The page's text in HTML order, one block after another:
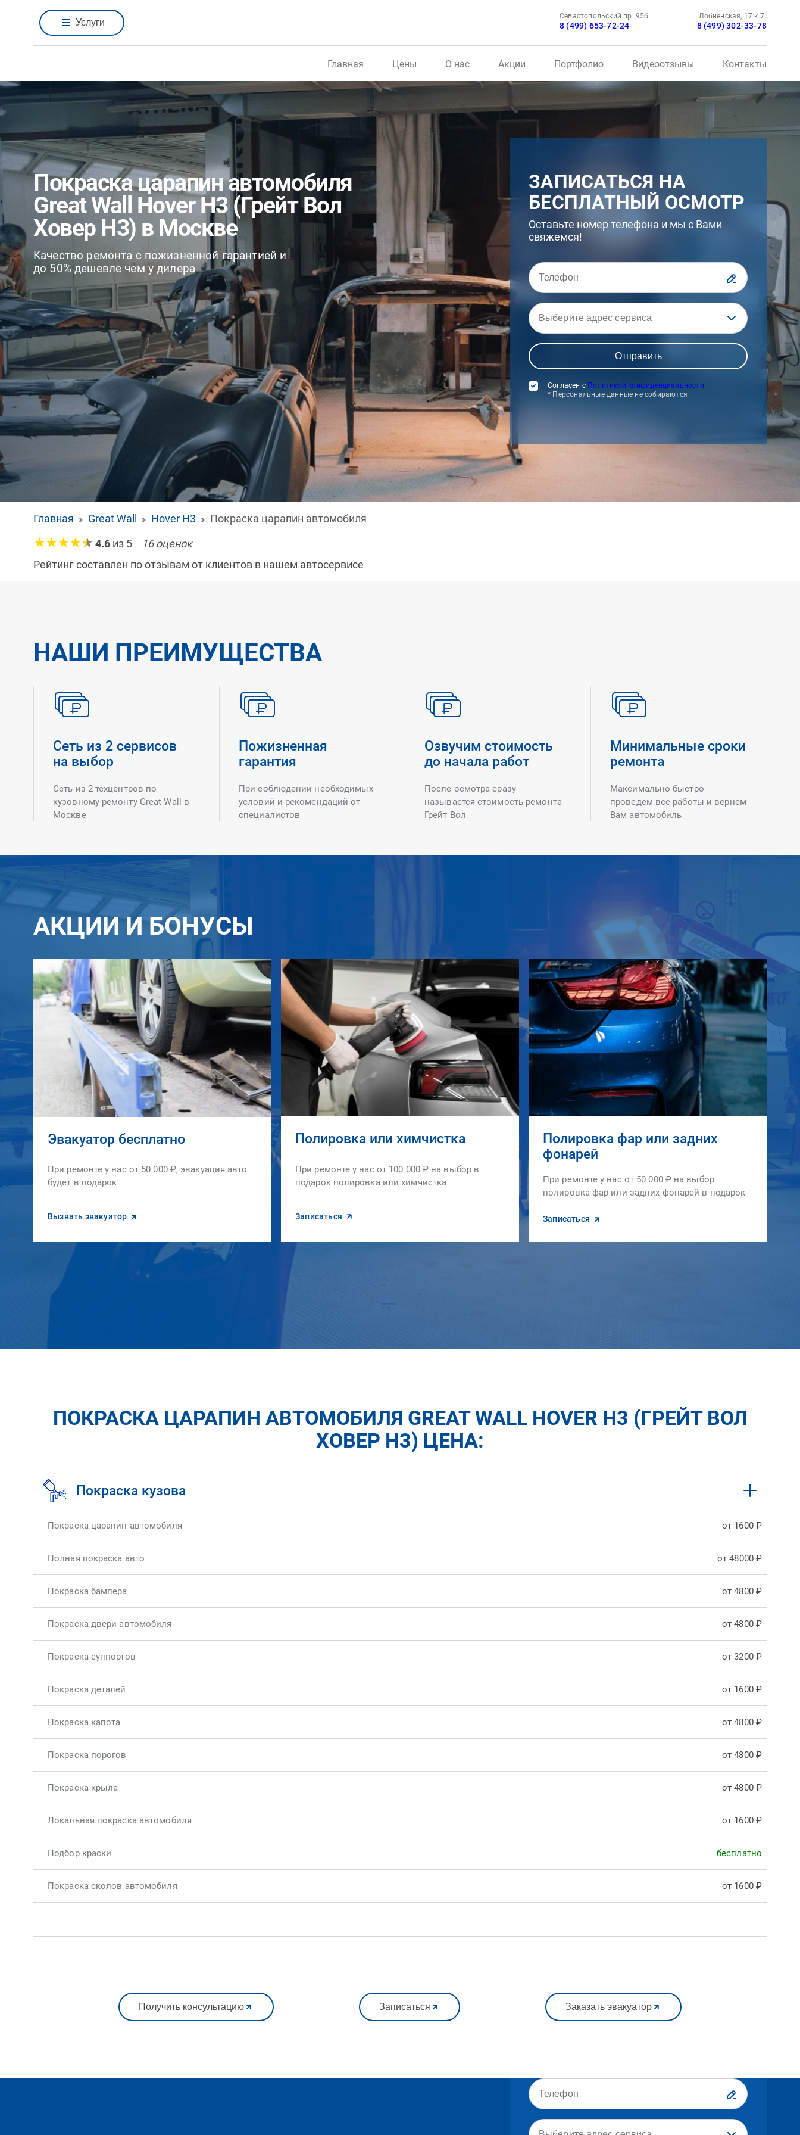
Услуги
Севастопольский пр. 95б
8 (499) 653-72-24
Лобненская, 17 к.7
8 (499) 302-33-78
Главная Цены О нас Акции Портфолио Видеоотзывы Контакты
Покраска царапин автомобиля
Great Wall Hover H3 (Грейт Вол
Ховер H3) в Москве
Качество ремонта с пожизненной гарантией и
до 50% дешевле чем у дилера
ЗАПИСАТЬСЯ НА
БЕСПЛАТНЫЙ ОСМОТР
Оставьте номер телефона и мы с Вами
свяжемся!
Выберите адрес сервиса
Согласен с Политикой конфиденциальности
* Персональные данные не собираются
Главная Great Wall Hover H3
Покраска царапин автомобиля
4.6 из 5 16оценок
Рейтинг составлен по отзывам от клиентов в нашем автосервисе
НАШИ ПРЕИМУЩЕСТВА
Сеть из 2 сервисов
на выбор
Сеть из 2 техцентров по
кузовному ремонту Great Wall в
Москве
Пожизненная
гарантия
При соблюдении необходимых
условий и рекомендаций от
специалистов
Озвучим стоимость
до начала работ
После осмотра сразу
называется стоимость ремонта
Грейт Вол
Минимальные сроки
ремонта
Максимально быстро
проведем все работы и вернем
Вам автомобиль
АКЦИИ И БОНУСЫ
Эвакуатор бесплатно
При ремонте у нас от 50 000 ₽, эвакуация авто
будет в подарок
Вызвать эвакуатор
Полировка или химчистка
При ремонте у нас от 100 000 ₽ на выбор в
подарок полировка или химчистка
Записаться
Полировка фар или задних
фонарей
При ремонте у нас от 50 000 ₽ на выбор
полировка фар или задних фонарей в подарок
Записаться
ПОКРАСКА ЦАРАПИН АВТОМОБИЛЯ GREAT WALL HOVER H3 (ГРЕЙТ ВОЛ
ХОВЕР H3) ЦЕНА:
Покраска кузова
Покраска царапин автомобиля от 1600 ₽
Полная покраска авто от 48000 ₽
Покраска бампера от 4800 ₽
Покраска двери автомобиля от 4800 ₽
Покраска суппортов от 3200 ₽
Покраска деталей от 1600 ₽
Покраска капота от 4800 ₽
Покраска порогов от 4800 ₽
Покраска крыла от 4800 ₽
Локальная покраска автомобиля от 1600 ₽
Подбор краски бесплатно
Покраска сколов автомобиля от 1600 ₽
Получить консультацию Записаться Заказать эвакуатор